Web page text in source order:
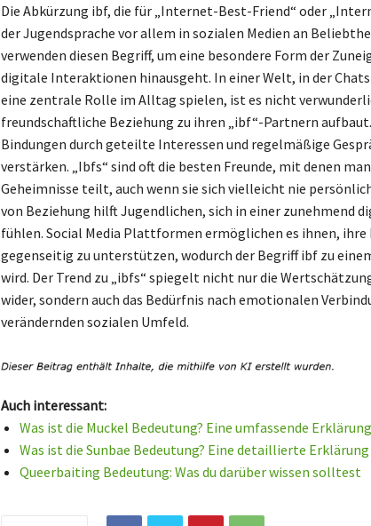
Die Abkürzung ibf, die für „Internet-Best-Friend“ oder
der Jugendsprache vor allem in sozialen Medien an
verwenden diesen Begriff, um eine besondere Form der
digitale Interaktionen hinausgeht. In einer Welt, in der
eine zentrale Rolle im Alltag spielen, ist es nicht
freundschaftliche Beziehung zu ihren „ibf“-Partnern
Bindungen durch geteilte Interessen und regelmäßige
verstärken. „Ibfs“ sind oft die besten Freunde, mit denen
Geheimnisse teilt, auch wenn sie sich vielleicht nie
von Beziehung hilft Jugendlichen, sich in einer zunehmend
fühlen. Social Media Plattformen ermöglichen es ihnen,
gegenseitig zu unterstützen, wodurch der Begriff ibf zu
wird. Der Trend zu „ibfs“ spiegelt nicht nur die
wider, sondern auch das Bedürfnis nach emotionalen
verändernden sozialen Umfeld.
Auch interessant:
Was ist die Muckel Bedeutung? Eine umfassende
Was ist die Sunbae Bedeutung? Eine detaillierte Erklärung
Queerbaiting Bedeutung: Was du darüber wissen solltest